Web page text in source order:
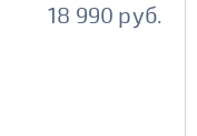
18 990 руб.